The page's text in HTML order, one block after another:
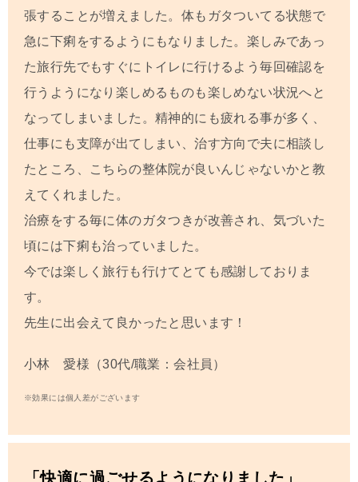
張することが増えました。体もガタついてる状態で
急に下痢をするようにもなりました。楽しみであっ
た旅行先でもすぐにトイレに行けるよう毎回確認を
行うようになり楽しめるものも楽しめない状況へと
なってしまいました。精神的にも疲れる事が多く、
仕事にも支障が出てしまい、治す方向で夫に相談し
たところ、こちらの整体院が良いんじゃないかと教
えてくれました。
治療をする毎に体のガタつきが改善され、気づいた
頃には下痢も治っていました。
今では楽しく旅行も行けてとても感謝しておりま
す。
先生に出会えて良かったと思います！
小林 愛様（30代/職業：会社員）
※効果には個人差がございます
「快適に過ごせるようになりました」